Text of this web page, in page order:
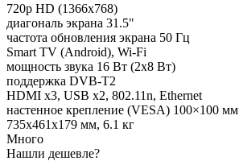
720p HD (1366x768)
диагональ экрана 31.5"
частота обновления экрана 50 Гц
Smart TV (Android), Wi-Fi
мощность звука 16 Вт (2х8 Вт)
поддержка DVB-T2
HDMI x3, USB x2, 802.11n, Ethernet
настенное крепление (VESA) 100×100 мм
735x461x179 мм, 6.1 кг
Много
Нашли дешевле?